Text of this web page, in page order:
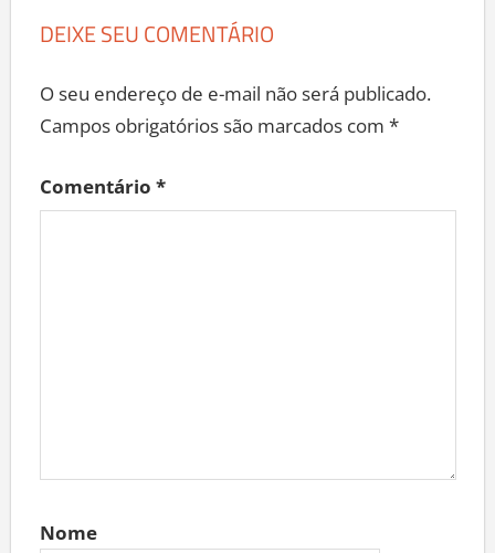
DEIXE SEU COMENTÁRIO
O seu endereço de e-mail não será publicado.
Campos obrigatórios são marcados com *
Comentário *
Nome